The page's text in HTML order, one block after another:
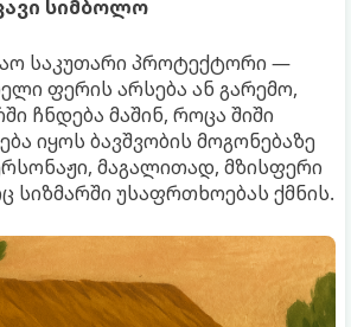
სიმბოლო
საკუთარი პროტექტორი —
ფერის არსება ან გარემო,
ჩნდება მაშინ, როცა შიში
იყოს ბავშვობის მოგონებაზე
მაგალითად, მზისფერი
სიზმარში უსაფრთხოებას ქმნის.